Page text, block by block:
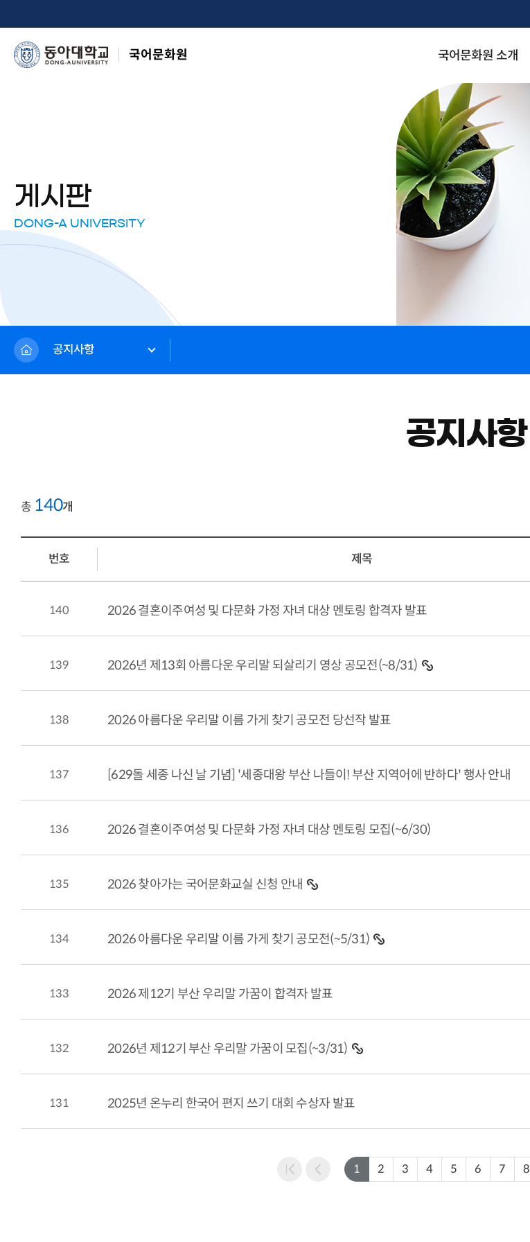
국어문화원 국어문화원 소개
게시판
DONG-A UNIVERSITY
공지사항
공지사항
총 140개
번호 제목
140 2026 결혼이주여성 및 다문화 가정 자녀 대상 멘토링 합격자 발표
139 2026년 제13회 아름다운 우리말 되살리기 영상 공모전(~8/31)
138 2026 아름다운 우리말 이름 가게 찾기 공모전 당선작 발표
137 [629돌 세종 나신 날 기념] '세종대왕 부산 나들이! 부산 지역어에 반하다' 행사 안내
136 2026 결혼이주여성 및 다문화 가정 자녀 대상 멘토링 모집(~6/30)
135 2026 찾아가는 국어문화교실 신청 안내
134 2026 아름다운 우리말 이름 가게 찾기 공모전(~5/31)
133 2026 제12기 부산 우리말 가꿈이 합격자 발표
132 2026년 제12기 부산 우리말 가꿈이 모집(~3/31)
131 2025년 온누리 한국어 편지 쓰기 대회 수상자 발표
1 2 3 4 5 6 7 8